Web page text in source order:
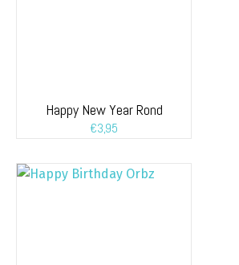
Happy New Year Rond
€3,95